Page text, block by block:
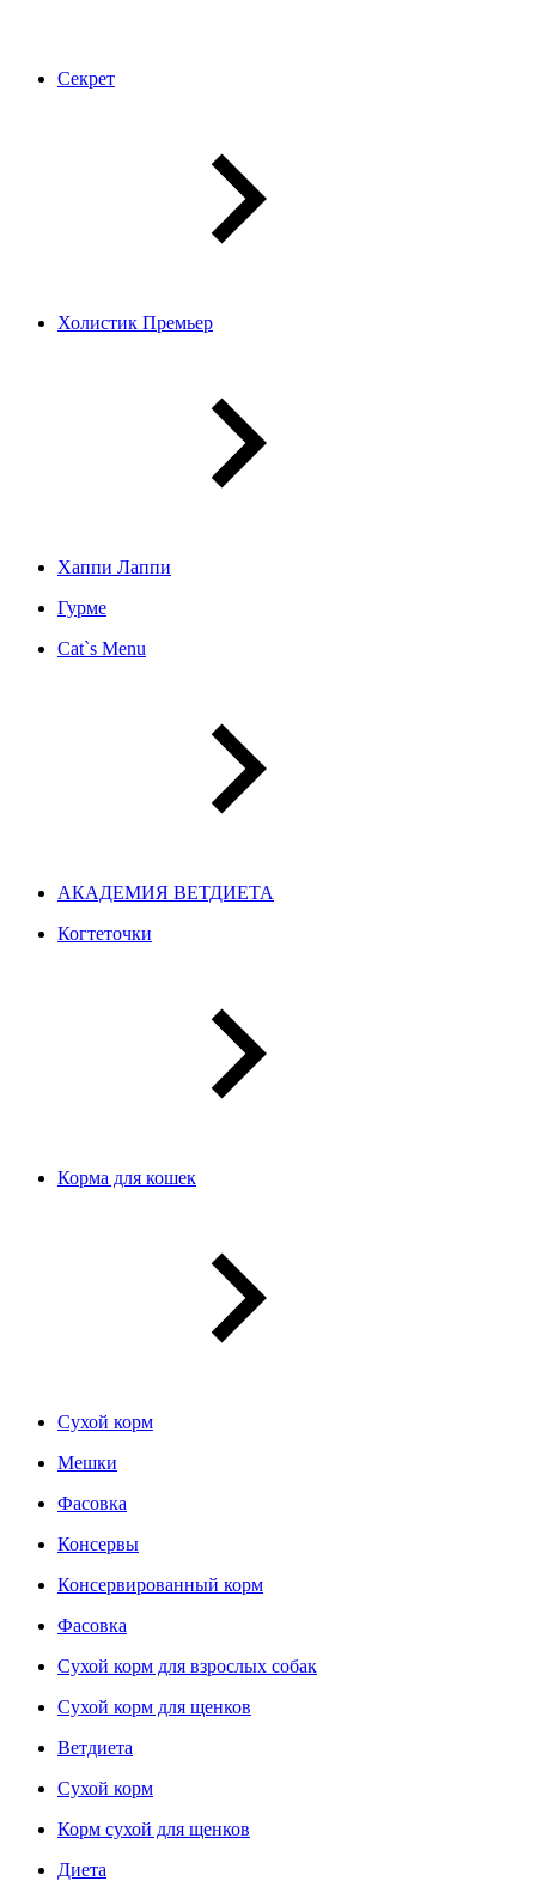
Секрет
Холистик Премьер
Хаппи Лаппи
Гурме
Cat`s Menu
АКАДЕМИЯ ВЕТДИЕТА
Когтеточки
Корма для кошек
Сухой корм
Мешки
Фасовка
Консервы
Консервированный корм
Фасовка
Сухой корм для взрослых собак
Сухой корм для щенков
Ветдиета
Сухой корм
Корм сухой для щенков
Диета